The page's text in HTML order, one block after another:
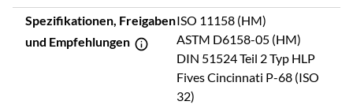
Spezifikationen, Freigaben
und Empfehlungen
ISO 11158 (HM)
ASTM D6158-05 (HM)
DIN 51524 Teil 2 Typ HLP
Fives Cincinnati P-68 (ISO
32)